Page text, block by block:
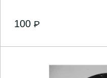
100 P